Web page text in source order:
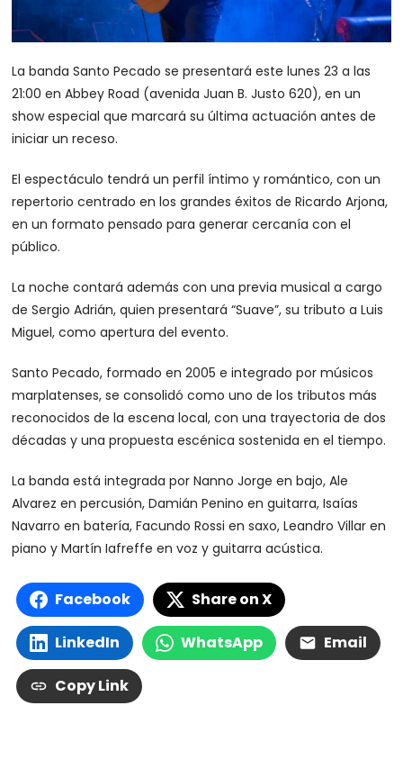
La banda Santo Pecado se presentará este lunes 23 a las
21:00 en Abbey Road (avenida Juan B. Justo 620), en un
show especial que marcará su última actuación antes de
iniciar un receso.
El espectáculo tendrá un perfil íntimo y romántico, con un
repertorio centrado en los grandes éxitos de Ricardo Arjona,
en un formato pensado para generar cercanía con el
público.
La noche contará además con una previa musical a cargo
de Sergio Adrián, quien presentará “Suave”, su tributo a Luis
Miguel, como apertura del evento.
Santo Pecado, formado en 2005 e integrado por músicos
marplatenses, se consolidó como uno de los tributos más
reconocidos de la escena local, con una trayectoria de dos
décadas y una propuesta escénica sostenida en el tiempo.
La banda está integrada por Nanno Jorge en bajo, Ale
Alvarez en percusión, Damián Penino en guitarra, Isaías
Navarro en batería, Facundo Rossi en saxo, Leandro Villar en
piano y Martín Iafreffe en voz y guitarra acústica.
Facebook Share on X
LinkedIn WhatsApp Email
Copy Link